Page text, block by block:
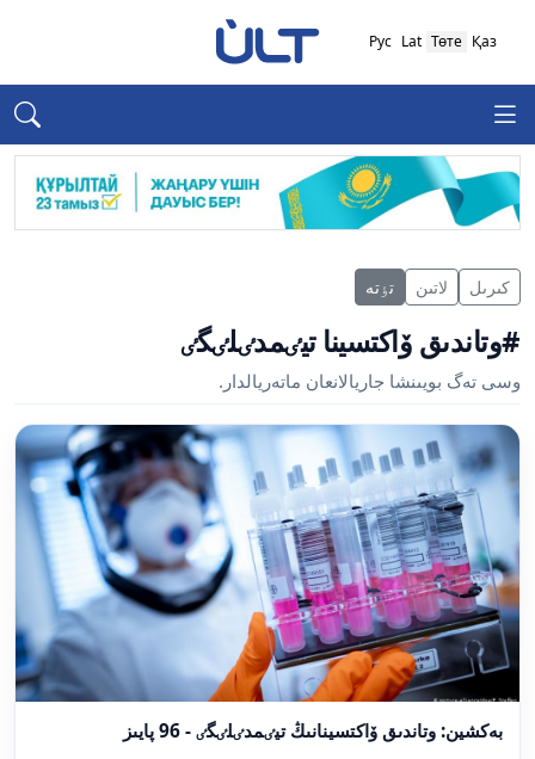
Қаз
Төте
Lat
Рус
كىرىل لاتىن تٶتە
#وتاندىق ۆاكتسينا تيٸمدٸلٸگٸ
وسى تەگ بويىنشا جاريالانعان ماتەريالدار.
بەكشين: وتاندىق ۆاكتسينانىڭ تيٸمدٸلٸگٸ - 96 پايىز